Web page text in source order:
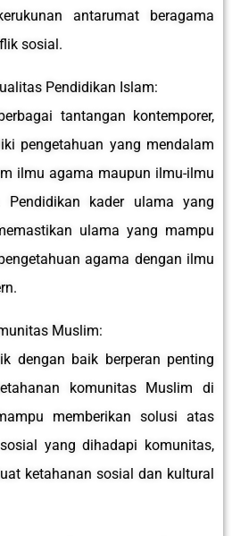
antarumat beragama
sosial.
Pendidikan Islam:
tantangan kontemporer,
pengetahuan yang mendalam
ilmu agama maupun ilmu-ilmu
Pendidikan kader ulama yang
ulama yang mampu
agama dengan ilmu
Muslim:
dengan baik berperan penting
komunitas Muslim di
memberikan solusi atas
yang dihadapi komunitas,
ketahanan sosial dan kultural